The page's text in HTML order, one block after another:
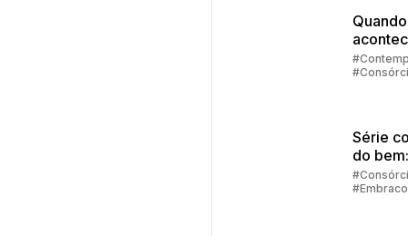
Quando
no
Série
do
sair das
dívidas